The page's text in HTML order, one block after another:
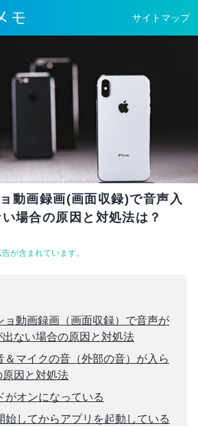
サイトマップ
動画録画(画面収録)で音声入
場合の原因と対処法は？
が含まれています。
ョ動画録画（画面収録）で音声が
出ない場合の原因と対処法
＆マイクの音（外部の音）が入ら
因と対処法
がオンになっている
始してからアプリを起動している